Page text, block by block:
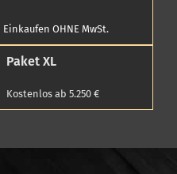
OHNE MwSt.
Paket XL
Kostenlos ab 5.250 €